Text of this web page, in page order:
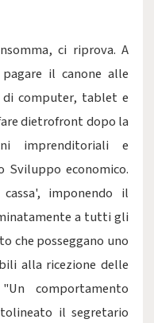
ci riprova. A
il canone alle
di computer, tablet e
dietrofront dopo la
imprenditoriali e
economico.
imponendo il
a tutti gli
che posseggano uno
alla ricezione delle
comportamento
il segretario